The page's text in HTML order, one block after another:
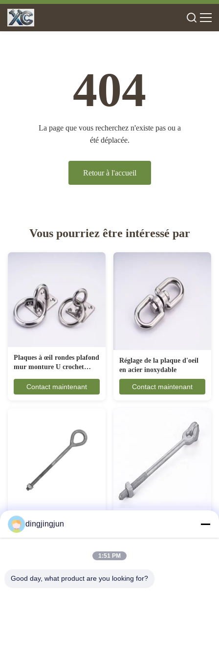
404
La page que vous recherchez n'existe pas ou a
été déplacée.
Retour à l'accueil
Vous pourriez être intéressé par
Plaques à œil rondes plafond
mur monture U crochet
Contact maintenant
Réglage de la plaque d'oeil
en acier inoxydable
Contact maintenant
à chaud pour le matériel de
construction de lignes
de suspension de câble
dingjingjun
1:51 PM
Good day, what product are you looking for?